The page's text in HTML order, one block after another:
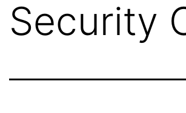
Security